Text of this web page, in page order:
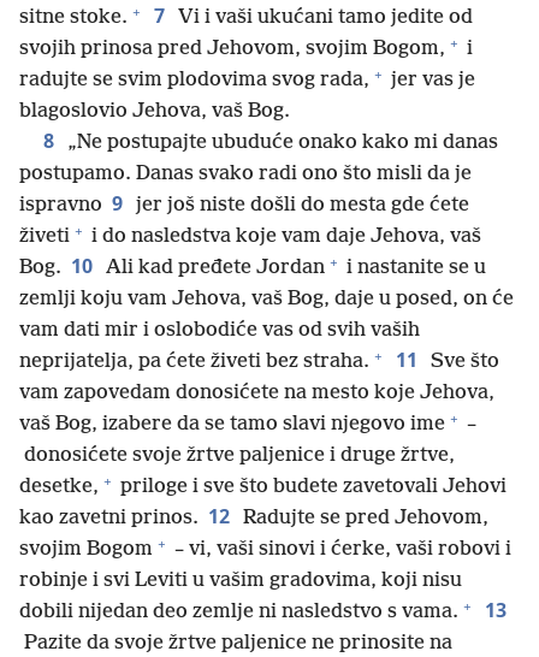
sitne stoke. + 7
Vi i vaši ukućani tamo jedite od
svojih prinosa pred Jehovom, svojim Bogom, + i
radujte se svim plodovima svog rada, + jer vas je
blagoslovio Jehova, vaš Bog.
8
„Ne postupajte ubuduće onako kako mi danas
postupamo. Danas svako radi ono što misli da je
ispravno 9 jer još niste došli do mesta gde ćete
živeti + i do nasledstva koje vam daje Jehova, vaš
Bog. 10 Ali kad pređete Jordan + i nastanite se u
zemlji koju vam Jehova, vaš Bog, daje u posed, on će
vam dati mir i oslobodiće vas od svih vaših
neprijatelja, pa ćete živeti bez straha. + 11
Sve što
vam zapovedam donosićete na mesto koje Jehova,
vaš Bog, izabere da se tamo slavi njegovo ime + –
donosićete svoje žrtve paljenice i druge žrtve,
desetke, + priloge i sve što budete zavetovali Jehovi
kao zavetni prinos. 12 Radujte se pred Jehovom,
svojim Bogom + – vi, vaši sinovi i ćerke, vaši robovi i
robinje i svi Leviti u vašim gradovima, koji nisu
dobili nijedan deo zemlje ni nasledstvo s vama. + 13
Pazite da svoje žrtve paljenice ne prinosite na